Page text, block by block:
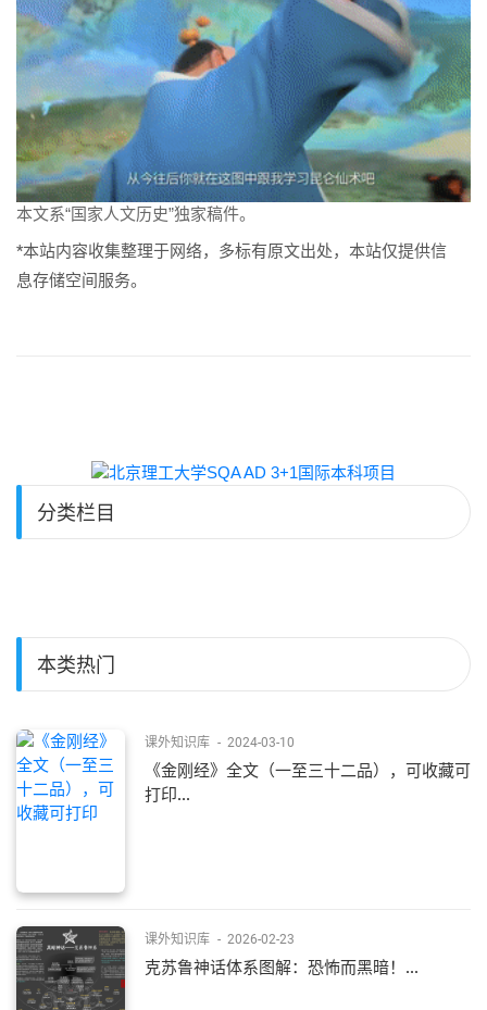
本文系“国家人文历史”独家稿件。
*本站内容收集整理于网络，多标有原文出处，本站仅提供信
息存储空间服务。
分类栏目
本类热门
课外知识库 - 2024-03-10
《金刚经》全文（一至三十二品），可收藏可
打印...
课外知识库 - 2026-02-23
克苏鲁神话体系图解：恐怖而黑暗！...